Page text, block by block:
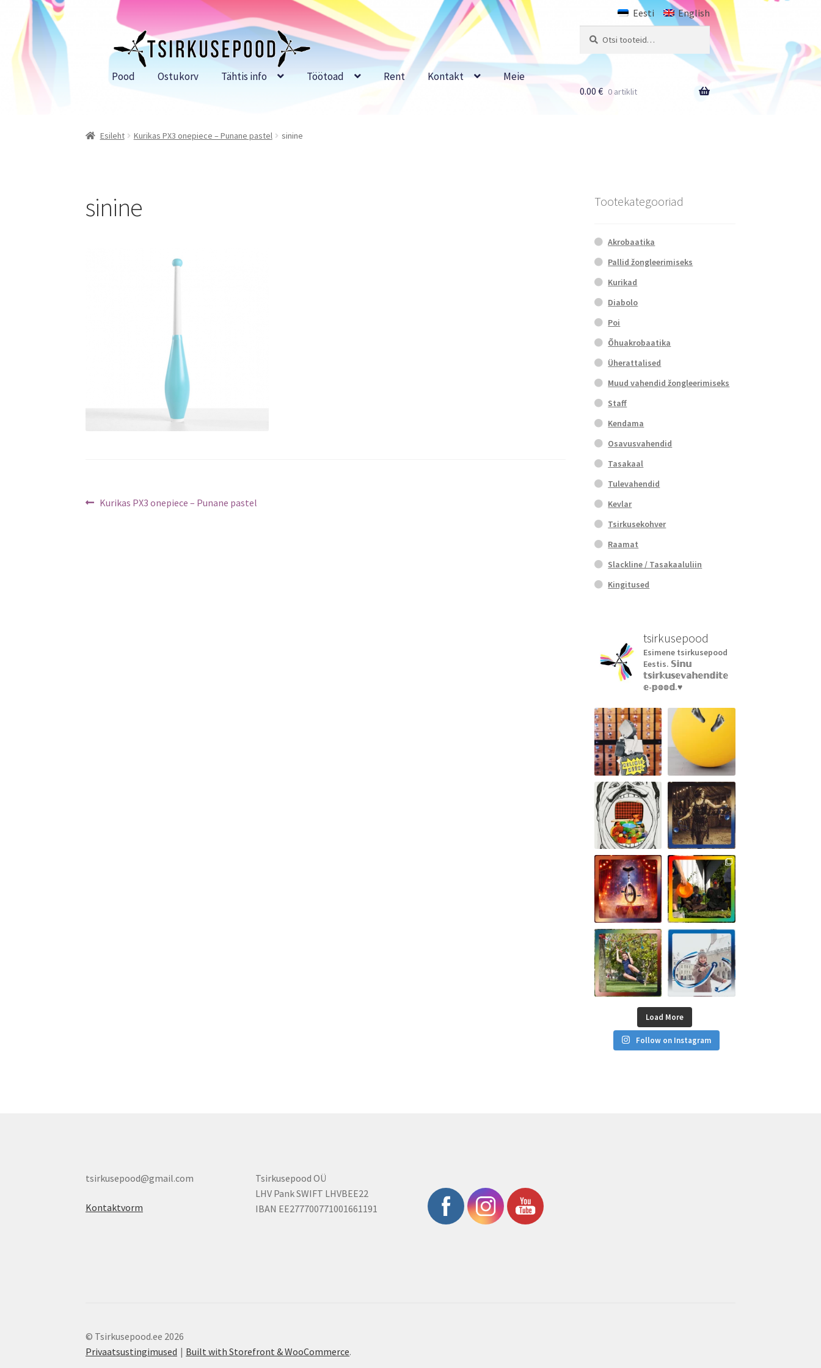
Liigu
navigeerimisele
Liigu
sisu
Eesti English
Pood Ostukorv Tähtis info Töötoad Rent Kontakt Meie
0.00€ 0 artiklit
Esileht Kurikas PX3 onepiece – Punane pastel sinine
sinine
Navigeerimine
Previous
Kurikas PX3 onepiece – Punane pastel
Tootekategooriad
Akrobaatika
Pallid žongleerimiseks
Kurikad
Diabolo
Poi
Õhuakrobaatika
Üherattalised
Muud vahendid žongleerimiseks
Staff
Kendama
Osavusvahendid
Tasakaal
Tulevahendid
Kevlar
Tsirkusekohver
Raamat
Slackline / Tasakaaluliin
Kingitused
tsirkusepood
Esimene tsirkusepood
Eestis. 𝕊𝕚𝕟𝕦
𝕥𝕤𝕚𝕣𝕜𝕦𝕤𝕖𝕧𝕒𝕙𝕖𝕟𝕕𝕚𝕥𝕖
𝕖-𝕡𝕠𝕠𝕕.♥︎
Load More
Follow on Instagram
tsirkusepood@gmail.com
Kontaktvorm
Tsirkusepood OÜ
LHV Pank SWIFT LHVBEE22
IBAN EE277700771001661191
© Tsirkusepood.ee 2026
Privaatsustingimused
Built with Storefront & WooCommerce.